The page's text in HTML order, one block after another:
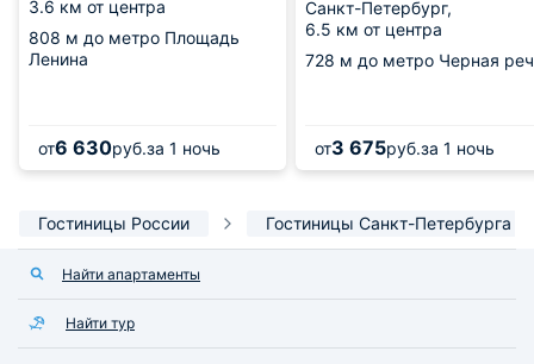
3.6 км от центра
808 м до метро Площадь
Ленина
от6 630руб.за 1 ночь
Санкт-Петербург,
6.5 км от центра
728 м до метро Черная
от3 675руб.за 1 ночь
Гостиницы России Гостиницы Санкт-Петербурга
Найти апартаменты
Найти тур